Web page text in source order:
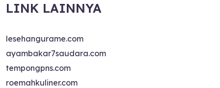
LINK LAINNYA
lesehangurame.com
ayambakar7saudara.com
tempongpns.com
roemahkuliner.com